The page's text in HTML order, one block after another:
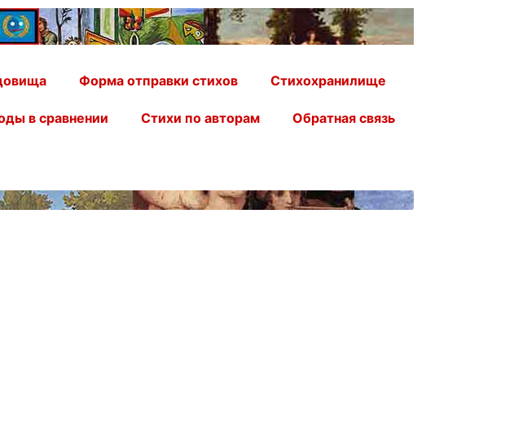
Форма отправки стихов Стихохранилище
в сравнении Стихи по авторам Обратная связь